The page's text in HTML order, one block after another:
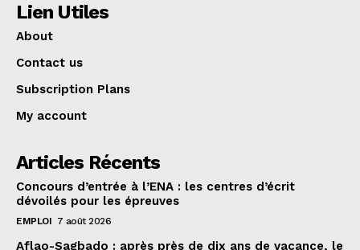
Lien Utiles
About
Contact us
Subscription Plans
My account
Articles Récents
Concours d’entrée à l’ENA : les centres d’écrit
dévoilés pour les épreuves
EMPLOI 7 août 2026
Aflao-Sagbado : après près de dix ans de vacance, le